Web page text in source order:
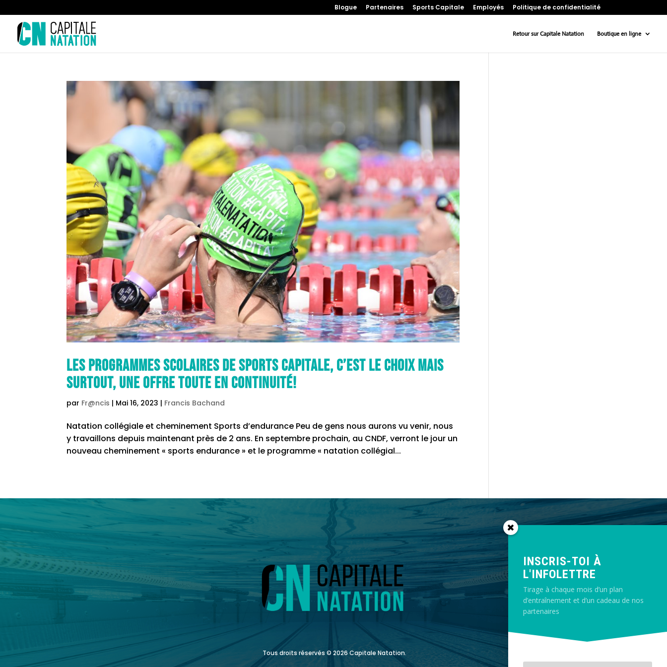
Blogue Partenaires Sports Capitale Employés Politique de confidentialité
Retour sur Capitale Natation Boutique en ligne
Les programmes scolaires de Sports Capitale, c’est le choix mais
surtout, une offre toute en continuité!
par Fr@ncis | Mai 16, 2023 | Francis Bachand
Natation collégiale et cheminement Sports d’endurance Peu de gens nous aurons vu venir, nous
y travaillons depuis maintenant près de 2 ans. En septembre prochain, au CNDF, verront le jour un
nouveau cheminement « sports endurance » et le programme « natation collégial...
Tous droits réservés ©️ 2026 Capitale Natation.
INSCRIS-TOI À
L'INFOLETTRE
Tirage à chaque mois d’un plan
d’entraînement et d’un cadeau de nos
partenaires